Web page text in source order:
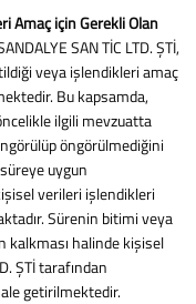
Amaç için Gerekli Olan
SAN TİC LTD. ŞTİ,
veya işlendikleri amaç
Bu kapsamda,
ilgili mevzuatta
öngörülmediğini
uygun
verileri işlendikleri
Sürenin bitimi veya
halinde kişisel
ŞTİ tarafından
getirilmektedir.